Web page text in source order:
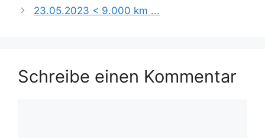
23.05.2023 < 9.000 km ...
Schreibe einen Kommentar